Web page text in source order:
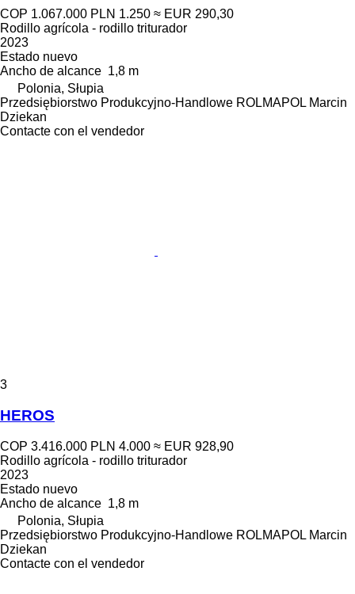
COP 1.067.000 PLN 1.250 ≈ EUR 290,30
Rodillo agrícola - rodillo triturador
2023
Estado nuevo
Ancho de alcance 1,8 m
Polonia, Słupia
Przedsiębiorstwo Produkcyjno-Handlowe ROLMAPOL Marcin
Dziekan
Contacte con el vendedor
3
HEROS
COP 3.416.000 PLN 4.000 ≈ EUR 928,90
Rodillo agrícola - rodillo triturador
2023
Estado nuevo
Ancho de alcance 1,8 m
Polonia, Słupia
Przedsiębiorstwo Produkcyjno-Handlowe ROLMAPOL Marcin
Dziekan
Contacte con el vendedor